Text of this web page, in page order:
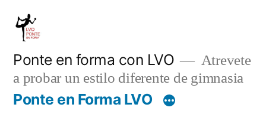
Saltar
contenido
Ponte en forma con LVO
Atrevete
a probar un estilo diferente de gimnasia
Ponte en Forma LVO